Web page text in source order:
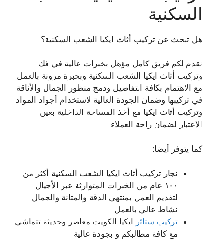
السكنية
هل تبحث عن تركيب أثاث ايكيا الشعب السكنية؟
نقدم لكم فريق كامل مؤهل بخبرات عالية في فك
وتركيب أثاث ايكيا الشعب السكنية وبخبرة مرونة بالعمل
مع الاهتمام بكافة التفاصيل ودمج منظور الجمال والأناقة
في تركيبها وضمان الجودة العالية لاستخدام أجواد المواد
وتركيب أثاث ايكيا مع أخذ المساحة الداخلية بعين
الاعتبار لضمان راحة العملاء
كما يتوفر أيضا:
نجار تركيب أثاث ايكيا الشعب السكنية أكثر من
١٠٠ عام من الخبرات المتوارثة عبر الأجيال
لتقديم العمل بمنتهى الدقة والمتانة والجمال
نشاط عالي بالعمل
تركيب ستائر
ايكيا الكويت معاصر وحديثة تتماشى
مع كافة مطالبكم و بجودة عالية